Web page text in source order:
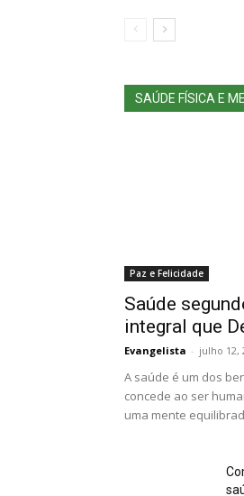
SAÚDE FÍSICA E
Paz e Felicidade
Saúde
integral que
Evangelista - julho 12,
A saúde é um dos
concede ao ser
uma mente